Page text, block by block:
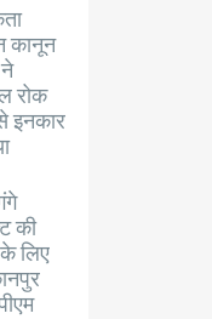
कानून
रोक
इनकार
की
के लिए